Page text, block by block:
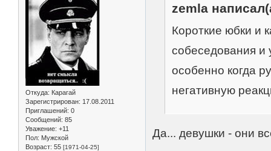
Откуда: Карагай
Зарегистрирован: 17.08.2011
Приглашений: 0
Сообщений: 85
Уважение: +11
Пол: Мужской
Возраст: 55 [1971-04-25]
zemla
Короткие юбки и
собеседования и
особенно когда
негативную
Да... девушки - они